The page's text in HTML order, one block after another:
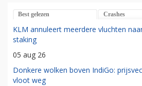
Best gelezen Crashes
KLM annuleert meerdere vluchten
staking
05 aug 26
Donkere wolken boven IndiGo:
vloot weg